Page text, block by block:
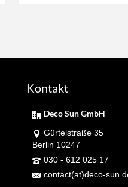
Kontakt
Deco Sun GmbH
Gürtelstraße 35
Berlin 10247
030 - 612 025 17
contact(at)deco-